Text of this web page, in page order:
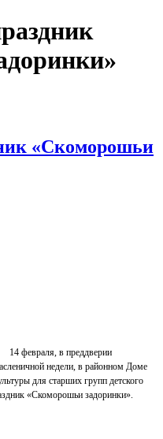
«Скоморошьи
февраля, в преддверии
недели, в районном Доме
для старших групп детского
«Скоморошьи задоринки».